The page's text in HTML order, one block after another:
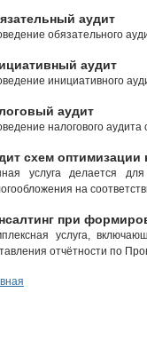
аудит
обязательного
аудит
инициативного
аудит
налогового
схем оптимизации
услуга делается
на
при
услуга,
отчётности по